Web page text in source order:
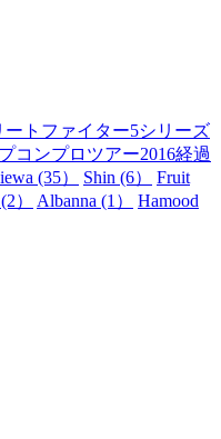
ートファイター5シリーズ
コンプロツアー2016経過
(35） Shin (6）
Fruit
） Albanna (1）
Hamood